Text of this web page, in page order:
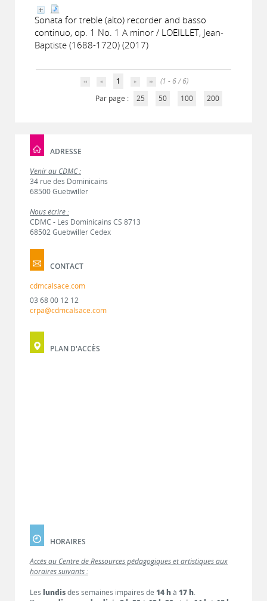
Sonata for treble (alto) recorder and basso
continuo, op. 1 No. 1 A minor / LOEILLET, Jean-
Baptiste (1688-1720) (2017)
1
(1 - 6 / 6)
Par page :
25 50 100 200
ADRESSE
Venir au CDMC :
34 rue des Dominicains
68500 Guebwiller
Nous écrire :
CDMC - Les Dominicains CS 8713
68502 Guebwiller Cedex
CONTACT
cdmcalsace.com
03 68 00 12 12
crpa@cdmcalsace.com
PLAN D'ACCÈS
HORAIRES
Accès au Centre de Ressources pédagogiques et artistiques aux
horaires suivants :
Les lundisdes semaines impaires de 14 hà 17 h.